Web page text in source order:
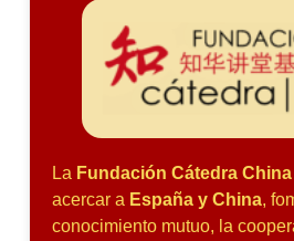
La Fundación Cátedra China
acercar a España y China,
conocimiento mutuo, la